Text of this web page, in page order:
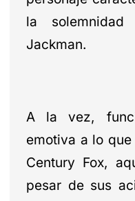
la
Jackman.
A la vez,
emotiva a lo
Century Fox,
pesar de sus